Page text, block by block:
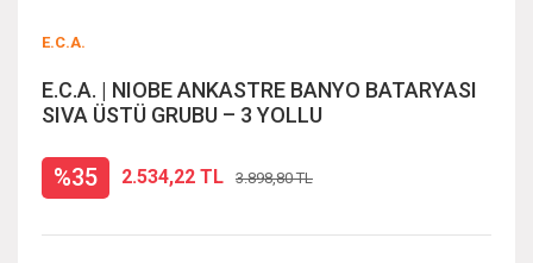
E.C.A.
E.C.A. | NIOBE ANKASTRE BANYO BATARYASI
SIVA ÜSTÜ GRUBU – 3 YOLLU
%35 2.534,22 TL 3.898,80 TL